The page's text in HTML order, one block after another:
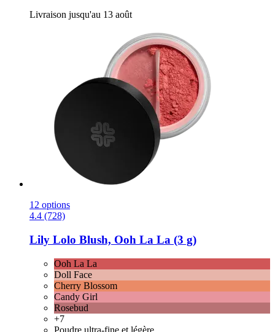
Livraison jusqu'au 13 août
12 options
4.4 (728)
Lily Lolo Blush, Ooh La La (3 g)
Ooh La La
Doll Face
Cherry Blossom
Candy Girl
Rosebud
+7
Poudre ultra-fine et légère